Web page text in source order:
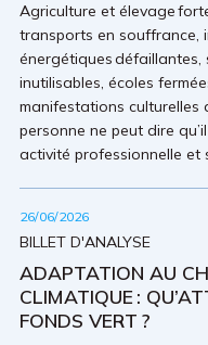
Agriculture et élevage
transports en souffrance,
énergétiques défaillantes,
inutilisables, écoles
manifestations culturelles
personne ne peut dire
activité professionnelle et
26/06/2026
BILLET D'ANALYSE
ADAPTATION AU
CLIMATIQUE :
FONDS VERT ?